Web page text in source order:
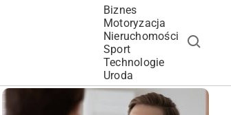
Biznes
Motoryzacja
Nieruchomości
Sport
Technologie
Uroda
POPULARNE ARTYKUŁY